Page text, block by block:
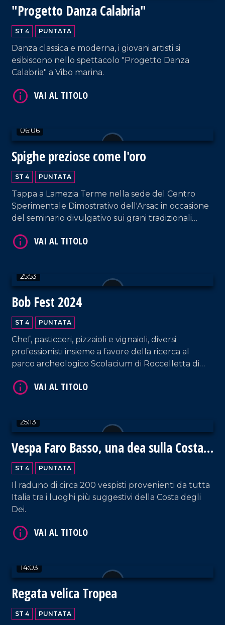
"Progetto Danza Calabria"
ST 4 PUNTATA
Danza classica e moderna, i giovani artisti si
esibiscono nello spettacolo "Progetto Danza
Calabria" a Vibo marina.
06:06
Spighe preziose come l'oro
ST 4 PUNTATA
Tappa a Lamezia Terme nella sede del Centro
Sperimentale Dimostrativo dell'Arsac in occasione
del seminario divulgativo sui grani tradizionali
25:53
Bob Fest 2024
ST 4 PUNTATA
Chef, pasticceri, pizzaioli e vignaioli, diversi
professionisti insieme a favore della ricerca al
parco archeologico Scolacium di Roccelletta di
25:13
Vespa Faro Basso, una dea sulla Costa
degli Dei
ST 4 PUNTATA
Il raduno di circa 200 vespisti provenienti da tutta
Italia tra i luoghi più suggestivi della Costa degli
Dei.
14:03
Regata velica Tropea
ST 4 PUNTATA
VAI AL TITOLO
VAI AL TITOLO
VAI AL TITOLO
VAI AL TITOLO
VAI AL TITOLO